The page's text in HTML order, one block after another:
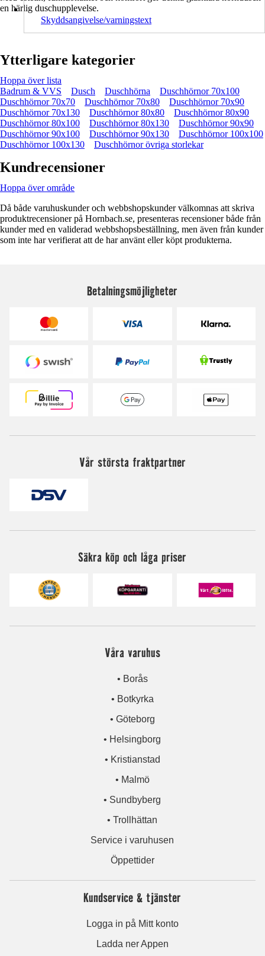
en härlig duschupplevelse.
Skyddsangivelse/varningstext
Ytterligare kategorier
Hoppa över lista
Badrum & VVS
Dusch Duschhörna
Duschhörnor 70x100
Duschhörnor 70x70
Duschhörnor 70x80
Duschhörnor 70x90
Duschhörnor 70x130
Duschhörnor 80x80
Duschhörnor 80x90
Duschhörnor 80x100
Duschhörnor 80x130
Duschhörnor 90x90
Duschhörnor 90x100
Duschhörnor 90x130
Duschhörnor 100x100
Duschhörnor 100x130
Duschhörnor övriga storlekar
Kundrecensioner
Hoppa över område
Då både varuhuskunder och webbshopskunder välkomnas att skriva
produktrecensioner på Hornbach.se, presenteras recensioner både från
kunder med en validerad webbshopsbeställning, men även från kunder
som inte har verifierat att de har använt eller köpt produkterna.
Betalningsmöjligheter
Vår största fraktpartner
Säkra köp och låga priser
Våra varuhus
• Borås
• Botkyrka
• Göteborg
• Helsingborg
• Kristianstad
• Malmö
• Sundbyberg
• Trollhättan
Service i varuhusen
Öppettider
Kundservice & tjänster
Logga in på Mitt konto
Ladda ner Appen